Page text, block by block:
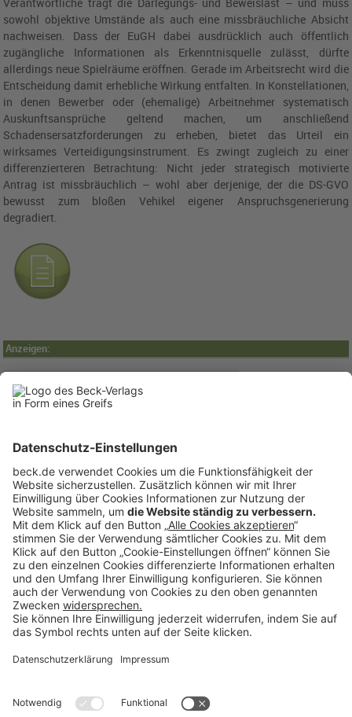
sowohl objektive Umstände als auch eine missbräuchliche Absicht
nachweisen. Dass der EuGH dabei ausdrücklich auch öffentlich
zugängliche Informationen als Erkenntnisquelle zulässt, dürfte
allerdings neue Spielräume eröffnen. Gerade im Arbeitsrecht wird die
Entscheidung damit erhebliche Wirkung entfalten. In Konstellationen,
in denen Bewerber oder (ehemalige) Arbeitnehmer systematisch
Auskunftsansprüche geltend machen, um anschließend
Schadensersatzforderungen zu erheben, bietet das Urteil ein
wirksames Verteidigungsinstrument. Es zwingt zugleich zu einer
differenzierteren Betrachtung: Nicht jeder strategisch motivierte
Antrag ist missbräuchlich – wohl aber derjenige, der die DS-GVO
bewusst zum bloßen Vehikel eigener Anspruchsgenerierung
degradiert.
Anzeigen:
BECK Stellenmarkt